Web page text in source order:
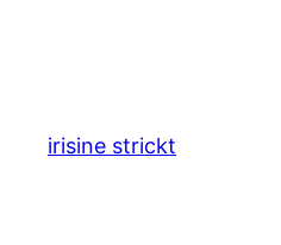
irisine strickt